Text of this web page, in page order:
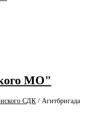
МО"
СДК / Агитбригада